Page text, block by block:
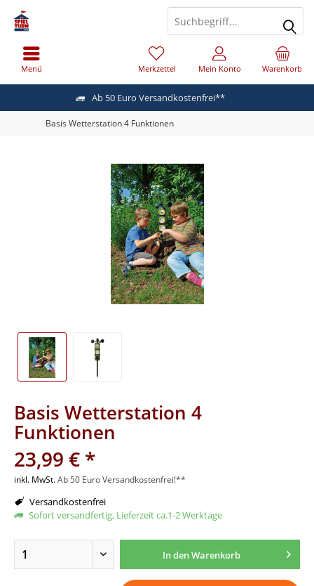
Ab 50 Euro Versandkostenfrei**
Menü Warenkorb
Merkzettel Mein Konto
Basis Wetterstation 4 Funktionen
Basis Wetterstation 4
Funktionen
23,99 € *
inkl. MwSt.Ab 50 Euro Versandkostenfrei!**
Versandkostenfrei
Sofort versandfertig, Lieferzeit ca.1-2 Werktage
In denWarenkorb